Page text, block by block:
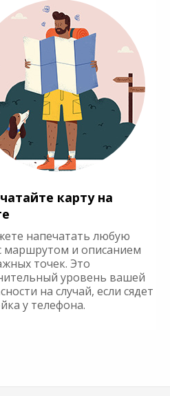
карту на
напечатать любую
маршрутом и описанием
точек. Это
уровень вашей
на случай, если сядет
у телефона.